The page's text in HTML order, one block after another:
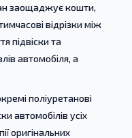
заощаджує кошти,
відрізки між
підвіски та
автомобіля, а
поліуретанові
автомобілів усіх
оригінальних